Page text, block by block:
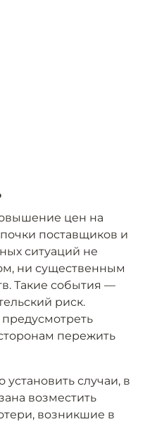
цен на
поставщиков и
ситуаций не
ни существенным
Такие события —
риск.
пережить
установить случаи, в
возместить
возникшие в